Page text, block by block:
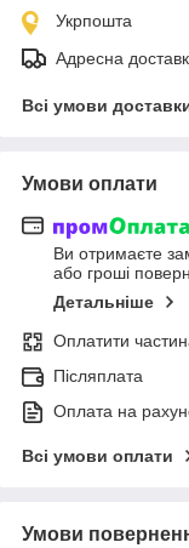
Укрпошта
Адресна
Всі умови
Умови оплати
Ви отримаєте
або гроші
Детальніше
Оплатити
Післяплата
Оплата на
Всі умови оплати
Умови